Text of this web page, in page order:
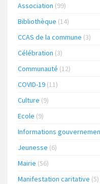
Association (99)
Bibliothèque (14)
CCAS de la commune (3)
Célébration (3)
Communauté (12)
COVID-19 (11)
Culture (9)
Ecole (9)
Informations
Jeunesse (6)
Mairie (56)
Manifestation caritative (5)